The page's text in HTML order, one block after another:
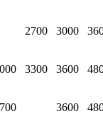
2700 3000
3300 3600
3600